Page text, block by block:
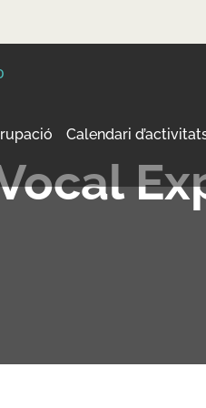
Calendari